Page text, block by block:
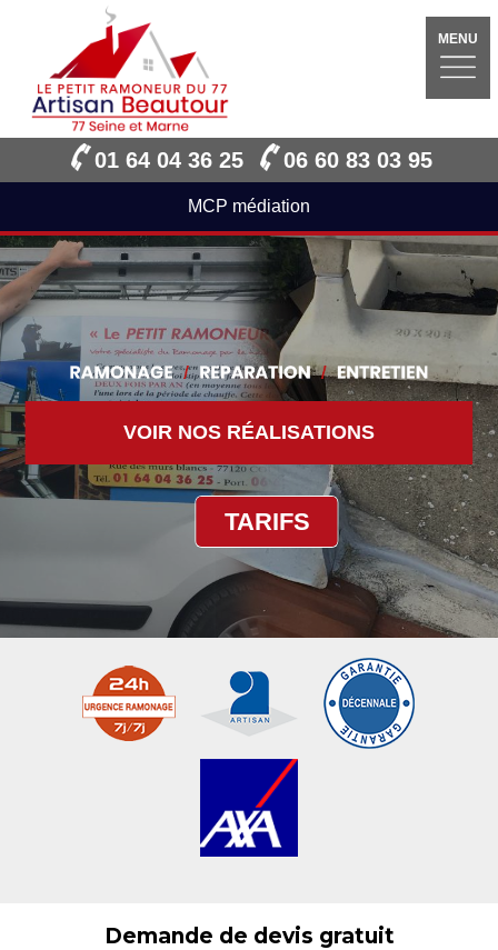
MENU
01 64 04 36 25 06 60 83 03 95
MCP médiation
VOIR NOS RÉALISATIONS
TARIFS
Demande de devis gratuit